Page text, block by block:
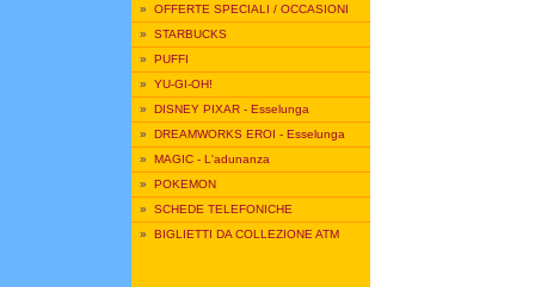
» OFFERTE SPECIALI / OCCASIONI
» STARBUCKS
» PUFFI
» YU-GI-OH!
» DISNEY PIXAR - Esselunga
» DREAMWORKS EROI - Esselunga
» MAGIC - L'adunanza
» POKEMON
» SCHEDE TELEFONICHE
» BIGLIETTI DA COLLEZIONE ATM